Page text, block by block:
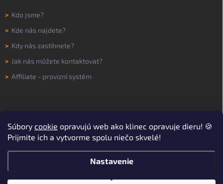
Súbory cookie opravujú web ako klinec opravuje dieru! 🍪
Prijmite ich a vytvorme spolu niečo skvelé!
Nastavenie
> Kdo jsme?
> Kde nás najdete?
> Kdy nás zastihnete?
> Jak nás můžete kontaktovat?
> Affiliate - provizní systém
Copyright 2026WORKNOW. Všetky práva vyhradené.Upraviť nastavenie